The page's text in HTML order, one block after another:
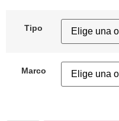
Tipo
Marco